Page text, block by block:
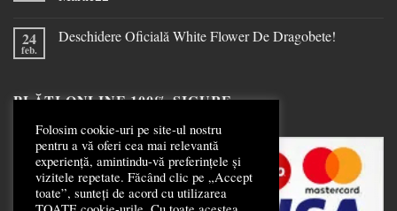
24
feb.
Deschidere Oficială White Flower De Dragobete!
PLĂȚI ONLINE 100% SIGURE
Folosim cookie-uri pe site-ul nostru
pentru a vă oferi cea mai relevantă
experiență, amintindu-vă preferințele și
vizitele repetate. Făcând clic pe „Accept
toate”, sunteți de acord cu utilizarea